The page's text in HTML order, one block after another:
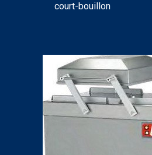
court-bouillon